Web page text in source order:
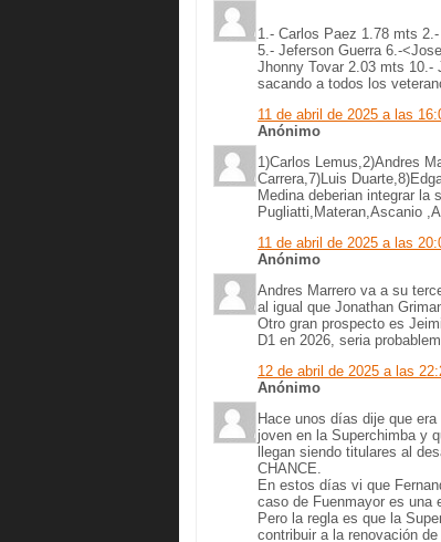
1.- Carlos Paez 1.78 mts
5.- Jeferson Guerra 6.-
Jhonny Tovar 2.03 mts 10.-
sacando a todos los
11 de abril de 2025 a las
Anónimo
1)Carlos Lemus,2)Andres
Carrera,7)Luis
Medina deberian integrar la
Pugliatti,Materan,Ascanio
11 de abril de 2025 a las
Anónimo
Andres Marrero va a su
al igual que Jonathan
Otro gran prospecto es
D1 en 2026, seria
12 de abril de 2025 a las
Anónimo
Hace unos días dije que
joven en la Superchimba y
llegan siendo titulares al
CHANCE.
En estos días vi que
caso de Fuenmayor es una
Pero la regla es que la
contribuir a la renovación